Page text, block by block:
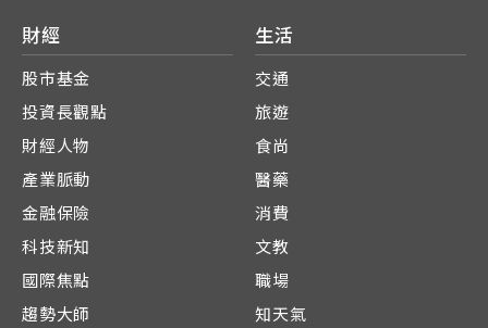
財經
股市基金
投資長觀點
財經人物
產業脈動
金融保險
科技新知
國際焦點
趨勢大師
生活
交通
旅遊
食尚
醫藥
消費
文教
職場
知天氣